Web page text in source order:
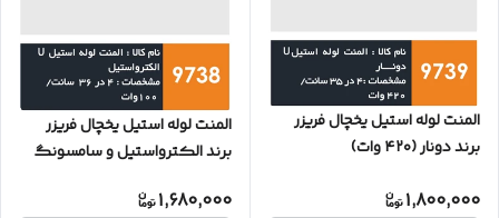
المنت لوله استیل یخچال فریزر
برند دونار (۴۲۰ وات)
1,800,000
المنت لوله استیل یخچال فریزر
برند الکترواستیل و سامسونگ
1,680,000